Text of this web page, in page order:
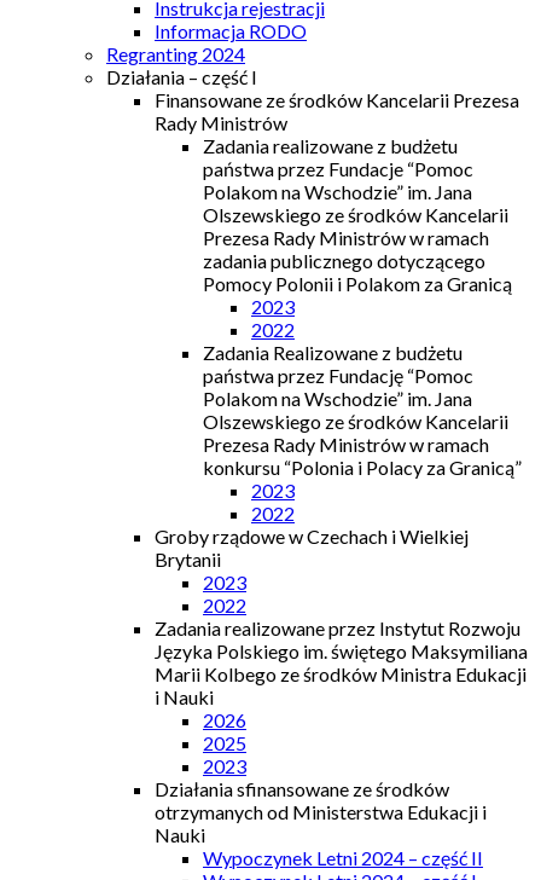
Instrukcja rejestracji
Informacja RODO
Regranting 2024
Działania – część I
Finansowane ze środków Kancelarii Prezesa
Rady Ministrów
Zadania realizowane z budżetu
państwa przez Fundacje “Pomoc
Polakom na Wschodzie” im. Jana
Olszewskiego ze środków Kancelarii
Prezesa Rady Ministrów w ramach
zadania publicznego dotyczącego
Pomocy Polonii i Polakom za Granicą
2023
2022
Zadania Realizowane z budżetu
państwa przez Fundację “Pomoc
Polakom na Wschodzie” im. Jana
Olszewskiego ze środków Kancelarii
Prezesa Rady Ministrów w ramach
konkursu “Polonia i Polacy za Granicą”
2023
2022
Groby rządowe w Czechach i Wielkiej
Brytanii
2023
2022
Zadania realizowane przez Instytut Rozwoju
Języka Polskiego im. świętego Maksymiliana
Marii Kolbego ze środków Ministra Edukacji
i Nauki
2026
2025
2023
Działania sfinansowane ze środków
otrzymanych od Ministerstwa Edukacji i
Nauki
Wypoczynek Letni 2024 – część II